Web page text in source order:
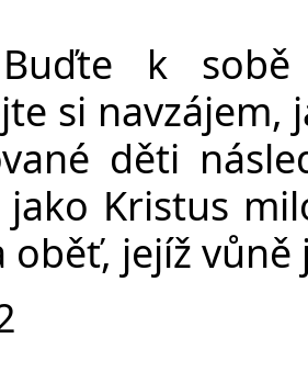
Buďte k sobě
si navzájem,
děti
jako Kristus
oběť, jejíž vůně